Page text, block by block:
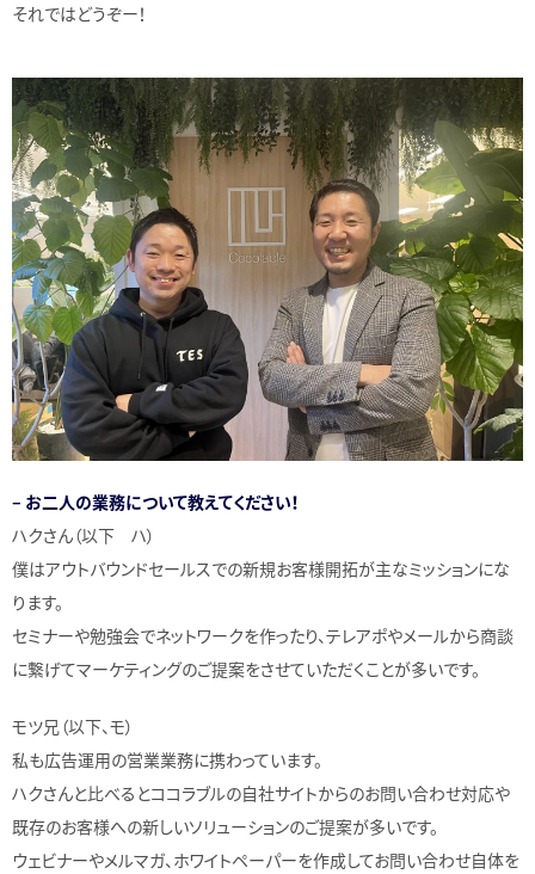
それではどうぞー！
– お二人の業務について教えてください！
ハクさん（以下 ハ）
僕はアウトバウンドセールスでの新規お客様開拓が主なミッションにな
ります。
セミナーや勉強会でネットワークを作ったり、テレアポやメールから商談
に繋げてマーケティングのご提案をさせていただくことが多いです。
モツ兄（以下、モ）
私も広告運用の営業業務に携わっています。
ハクさんと比べるとココラブルの自社サイトからのお問い合わせ対応や
既存のお客様への新しいソリューションのご提案が多いです。
ウェビナーやメルマガ、ホワイトペーパーを作成してお問い合わせ自体を